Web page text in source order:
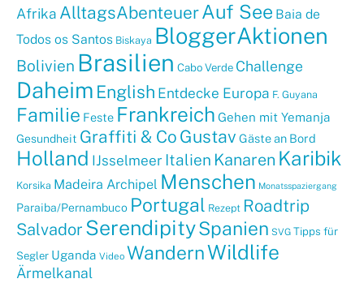
Afrika AlltagsAbenteuerAuf See Baia de
Todos os Santos Biskaya BloggerAktionen
Bolivien Brasilien Cabo Verde Challenge
Daheim English Entdecke Europa F. Guyana
Familie Feste Frankreich Gehen mit Yemanja
Gesundheit Graffiti & Co Gustav Gäste an Bord
Holland IJsselmeer Italien Kanaren Karibik
Korsika Madeira Archipel Menschen Monatsspaziergang
Paraiba/Pernambuco Portugal Rezept Roadtrip
Salvador SerendipitySpanien SVG Tipps für
Segler Uganda Video WandernWildlife
Ärmelkanal